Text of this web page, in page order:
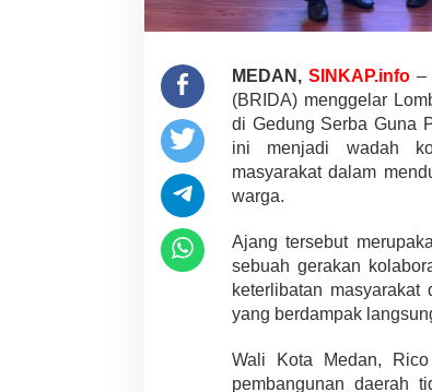
MEDAN, SINKAP.info–
(BRIDA) menggelar
di Gedung Serba Guna
ini menjadi wadah
masyarakat dalam
warga.
Ajang tersebut
sebuah gerakan
keterlibatan
yang berdampak
Wali Kota Medan,
pembangunan daerah